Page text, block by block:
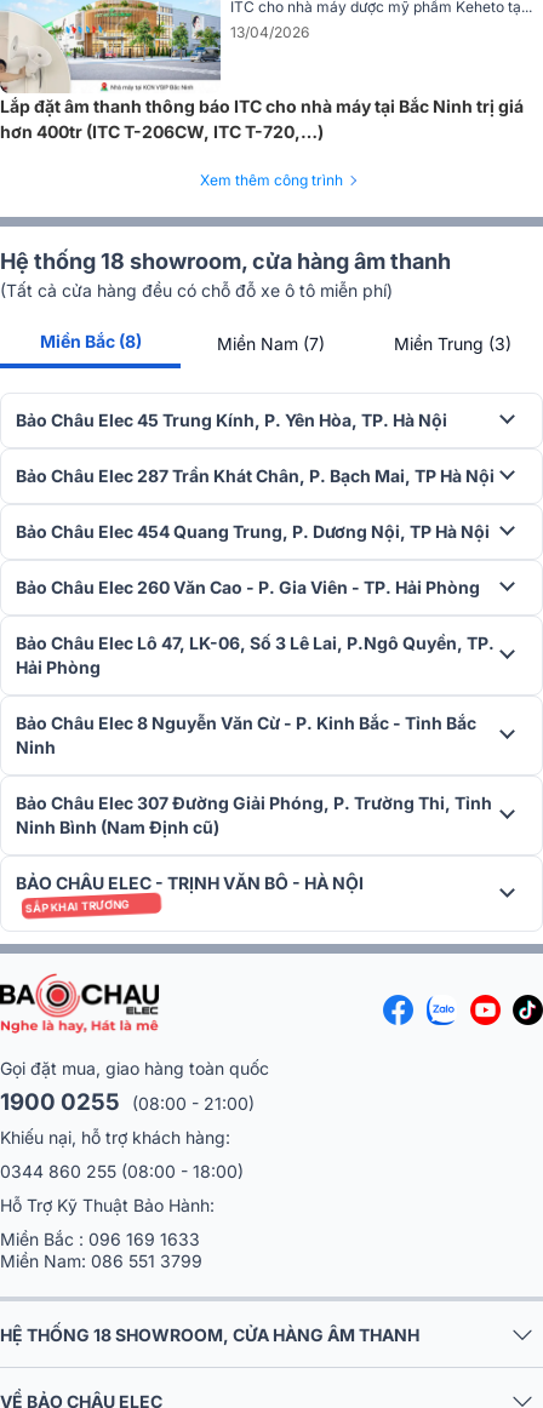
ITC cho nhà máy dược mỹ phẩm Keheto tạ...
13/04/2026
Lắp đặt âm thanh thông báo ITC cho nhà máy tại Bắc Ninh trị giá
hơn 400tr (ITC T-206CW, ITC T-720,…)
Xem thêm công trình
Hệ thống 18 showroom, cửa hàng âm thanh
(Tất cả cửa hàng đều có chỗ đỗ xe ô tô miễn phí)
Miền Bắc (8) Miền Nam (7) Miền Trung (3)
Bảo Châu Elec 45 Trung Kính, P. Yên Hòa, TP. Hà Nội
Bảo Châu Elec 287 Trần Khát Chân, P. Bạch Mai, TP Hà Nội
Bảo Châu Elec 454 Quang Trung, P. Dương Nội, TP Hà Nội
Bảo Châu Elec 260 Văn Cao - P. Gia Viên - TP. Hải Phòng
Bảo Châu Elec Lô 47, LK-06, Số 3 Lê Lai, P.Ngô Quyền, TP.
Hải Phòng
Bảo Châu Elec 8 Nguyễn Văn Cừ - P. Kinh Bắc - Tỉnh Bắc
Ninh
Bảo Châu Elec 307 Đường Giải Phóng, P. Trường Thi, Tỉnh
Ninh Bình (Nam Định cũ)
BẢO CHÂU ELEC - TRỊNH VĂN BÔ - HÀ NỘI
SẮP KHAI TRƯƠNG
Gọi đặt mua, giao hàng toàn quốc
1900 0255
(08:00 - 21:00)
Khiếu nại, hỗ trợ khách hàng:
0344 860 255 (08:00 - 18:00)
Hỗ Trợ Kỹ Thuật Bảo Hành:
Miền Bắc : 096 169 1633
Miền Nam: 086 551 3799
HỆ THỐNG 18 SHOWROOM, CỬA HÀNG ÂM THANH
VỀ BẢO CHÂU ELEC